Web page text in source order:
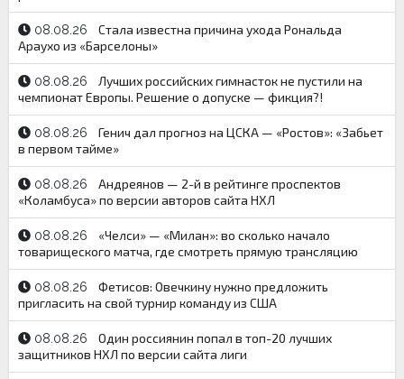
08.08.26
Стала известна причина ухода Рональда
Араухо из «Барселоны»
08.08.26
Лучших российских гимнасток не пустили на
чемпионат Европы. Решение о допуске — фикция?!
08.08.26
Генич дал прогноз на ЦСКА — «Ростов»: «Забьет
в первом тайме»
08.08.26
Андреянов — 2-й в рейтинге проспектов
«Коламбуса» по версии авторов сайта НХЛ
08.08.26
«Челси» — «Милан»: во сколько начало
товарищеского матча, где смотреть прямую трансляцию
08.08.26
Фетисов: Овечкину нужно предложить
пригласить на свой турнир команду из США
08.08.26
Один россиянин попал в топ-20 лучших
защитников НХЛ по версии сайта лиги